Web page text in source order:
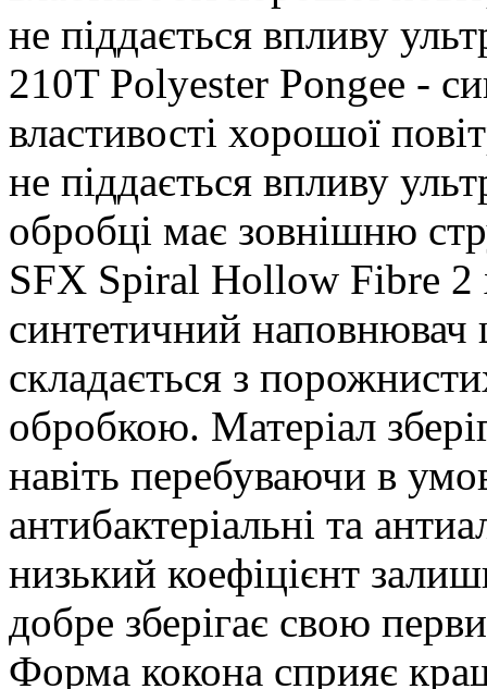
не піддається впливу
210T Polyester Pongee -
властивості хорошої
не піддається впливу
обробці має зовнішню
SFX Spiral Hollow Fibre 2
синтетичний наповнювач
складається з
обробкою. Матеріал
навіть перебуваючи в
антибактеріальні та
низький коефіцієнт
добре зберігає свою
Форма кокона сприяє